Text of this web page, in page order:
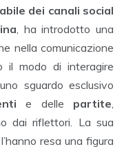
dei canali social
, ha introdotto una
nella comunicazione
il modo di interagire
sguardo esclusivo
e delle partite,
dai riflettori. La sua
resa una figura